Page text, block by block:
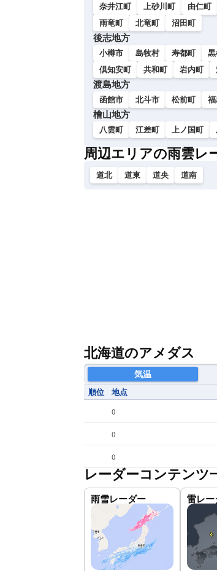
奈井江町
上砂川町 由仁町
雨竜町
北竜町 沼田町
後志地方
小樽市 島牧村 寿都町
倶知安町
共和町 岩内町
渡島地方
函館市 北斗市 松前町
檜山地方
八雲町 江差町 上ノ国町
周辺エリアの雨雲レ
道北 道東 道央 道南
北海道のアメダス
気温
順位 地点
()
()
()
レーダーコンテンツ
雨雪レーダー 雷レー